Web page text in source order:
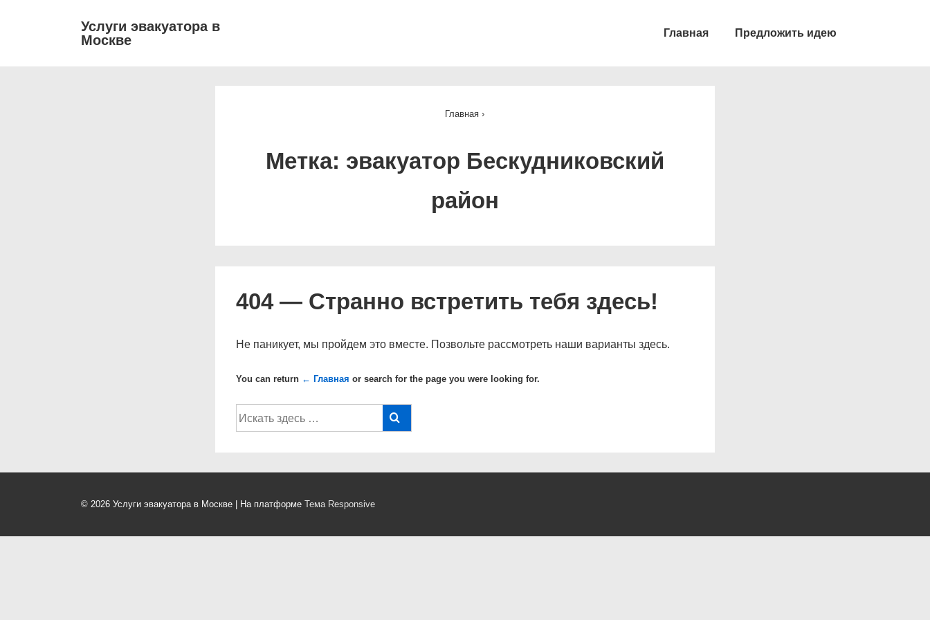
Услуги эвакуатора в
Москве
Главная Предложить идею
Главная ›
Метка: эвакуатор Бескудниковский
район
404 — Странно встретить тебя здесь!
Не паникует, мы пройдем это вместе. Позвольте рассмотреть наши варианты здесь.
You can return ← Главная or search for the page you were looking for.
Поиск
по:
© 2026 Услуги эвакуатора в Москве | На платформе Тема Responsive